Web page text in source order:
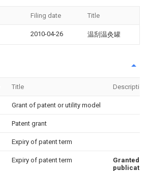
Filing date Title
2010-04-26 温刮温灸罐
Title Description
Grant of patent or utility model
Patent grant
Expiry of patent term
Expiry of patent term
Granted
publication